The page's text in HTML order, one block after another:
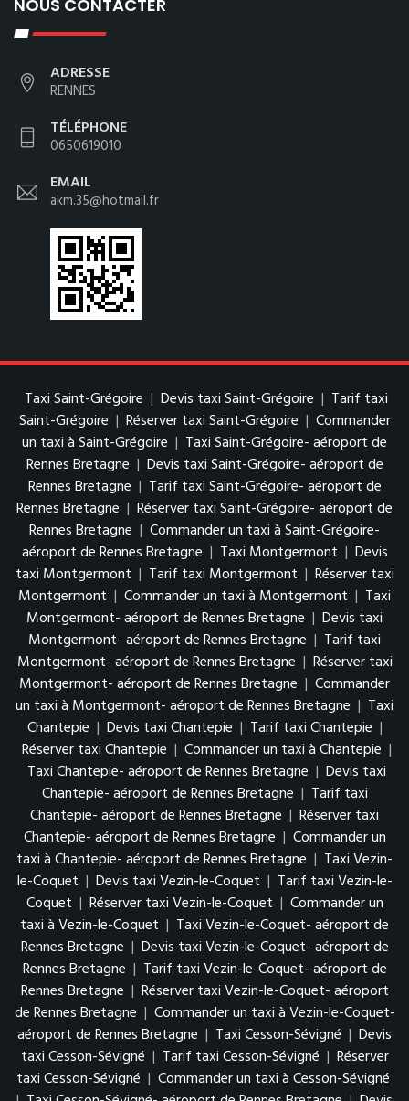
NOUS CONTACTER
ADRESSE
RENNES
TÉLÉPHONE
0650619010
EMAIL
akm.35@hotmail.fr
Taxi Saint-Grégoire | Devis taxi Saint-Grégoire | Tarif taxi
Saint-Grégoire | Réserver taxi Saint-Grégoire | Commander
un taxi à Saint-Grégoire | Taxi Saint-Grégoire- aéroport de
Rennes Bretagne | Devis taxi Saint-Grégoire- aéroport de
Rennes Bretagne | Tarif taxi Saint-Grégoire- aéroport de
Rennes Bretagne | Réserver taxi Saint-Grégoire- aéroport de
Rennes Bretagne | Commander un taxi à Saint-Grégoire-
aéroport de Rennes Bretagne | Taxi Montgermont | Devis
taxi Montgermont | Tarif taxi Montgermont | Réserver taxi
Montgermont | Commander un taxi à Montgermont | Taxi
Montgermont- aéroport de Rennes Bretagne | Devis taxi
Montgermont- aéroport de Rennes Bretagne | Tarif taxi
Montgermont- aéroport de Rennes Bretagne | Réserver taxi
Montgermont- aéroport de Rennes Bretagne | Commander
un taxi à Montgermont- aéroport de Rennes Bretagne | Taxi
Chantepie | Devis taxi Chantepie | Tarif taxi Chantepie |
Réserver taxi Chantepie | Commander un taxi à Chantepie |
Taxi Chantepie- aéroport de Rennes Bretagne | Devis taxi
Chantepie- aéroport de Rennes Bretagne | Tarif taxi
Chantepie- aéroport de Rennes Bretagne | Réserver taxi
Chantepie- aéroport de Rennes Bretagne | Commander un
taxi à Chantepie- aéroport de Rennes Bretagne | Taxi Vezin-
le-Coquet | Devis taxi Vezin-le-Coquet | Tarif taxi Vezin-le-
Coquet | Réserver taxi Vezin-le-Coquet | Commander un
taxi à Vezin-le-Coquet | Taxi Vezin-le-Coquet- aéroport de
Rennes Bretagne | Devis taxi Vezin-le-Coquet- aéroport de
Rennes Bretagne | Tarif taxi Vezin-le-Coquet- aéroport de
Rennes Bretagne | Réserver taxi Vezin-le-Coquet- aéroport
de Rennes Bretagne | Commander un taxi à Vezin-le-Coquet-
aéroport de Rennes Bretagne | Taxi Cesson-Sévigné | Devis
taxi Cesson-Sévigné | Tarif taxi Cesson-Sévigné | Réserver
taxi Cesson-Sévigné | Commander un taxi à Cesson-Sévigné